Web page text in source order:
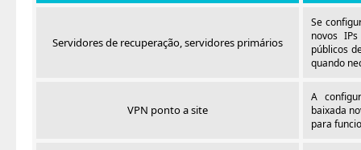
Servidores de recuperação, servidores primários
Se
novos
públicos
quando
VPN ponto a site
A
baixada
para